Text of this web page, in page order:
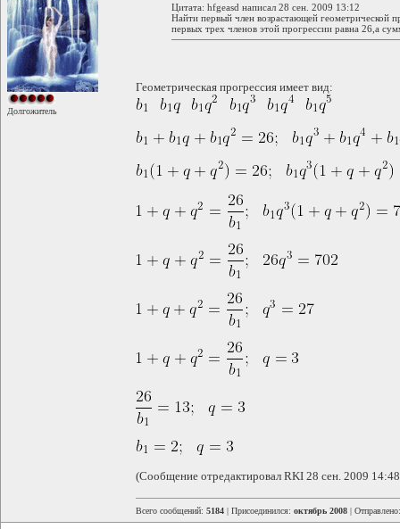
Долгожитель
Цитата: hfgeasd написал 28 сен. 2009 13:12
Найти первый член возрастающей геометрической
первых трех членов этой прогрессии равна 26,а
Геометрическая прогрессия имеет вид:
(Сообщение отредактировал RKI 28 сен. 2009
Всего сообщений: 5184 | Присоединился: октябрь 2008 |